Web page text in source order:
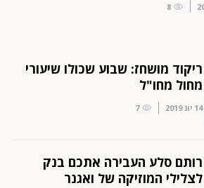
8
ריקוד מושחז: שבוע שכולו שיעורי
מחול מחו"ל
14 יונ 2019 7
רותם סלע העבירה אתכם בנק
לצלילי המוזיקה של ואגנר